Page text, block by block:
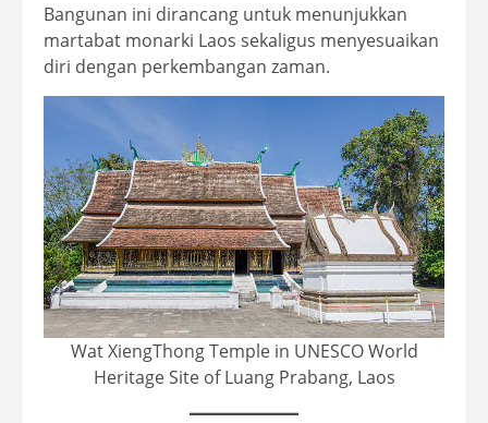
Bangunan ini dirancang untuk menunjukkan
martabat monarki Laos sekaligus menyesuaikan
diri dengan perkembangan zaman.
Wat XiengThong Temple in UNESCO World
Heritage Site of Luang Prabang, Laos